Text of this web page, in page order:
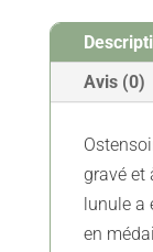
Croix
-
Vendue
Avis (0)
gravé et
lunule a
en